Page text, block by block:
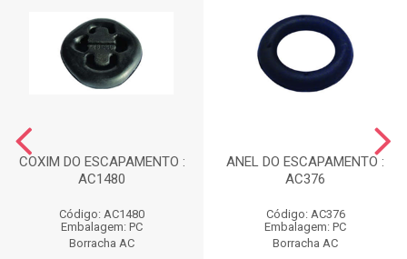
COXIM DO ESCAPAMENTO :
AC1480
Código: AC1480
Embalagem: PC
Borracha AC
ANEL DO ESCAPAMENTO :
AC376
Código: AC376
Embalagem: PC
Borracha AC